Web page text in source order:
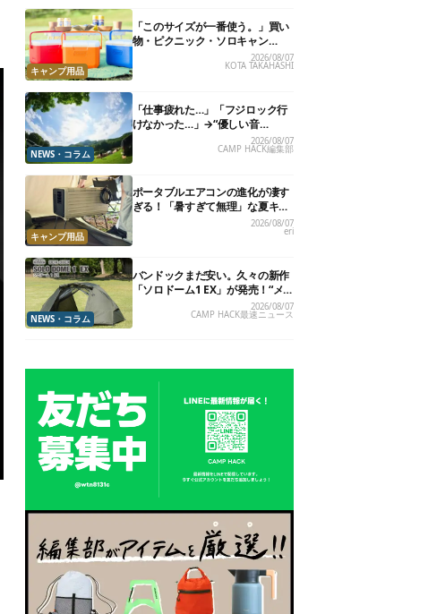
キャンプ用品
「このサイズが一番使う。」買い
物・ピクニック・ソロキャン
に“ちょうどいい”小型クーラーボ
ックス13選
2026/08/07
KOTA TAKAHASHI
NEWS・コラム
「仕事疲れた…」「フジロック行
けなかった…」→“優しい音
楽”と“大きな自然”で治癒。まだ間
に合います。
2026/08/07
CAMP HACK編集部
キャンプ用品
ポータブルエアコンの進化が凄す
ぎる！「暑すぎて無理」な夏キャ
ンプを激変させる最新5選2026/08/07
eri
NEWS・コラム
バンドックまだ安い。久々の新作
「ソロドーム1 EX」が発売！“メ
ッシュインナー”だけでも使える
よ【防災も◎】
2026/08/07
CAMP HACK最速ニュース